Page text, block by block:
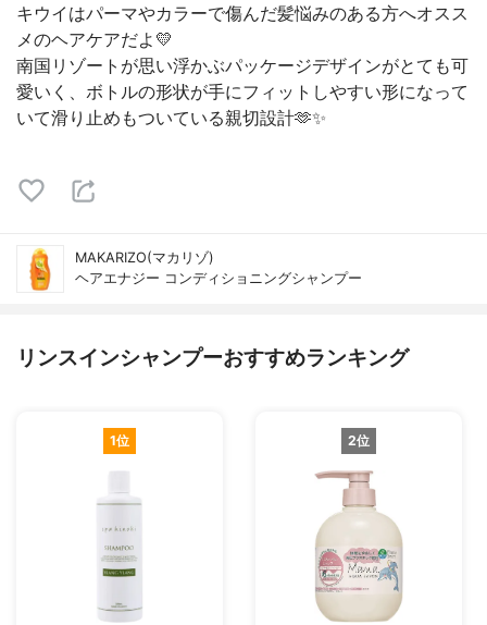
キウイはパーマやカラーで傷んだ髪悩みのある方へオスス
メのヘアケアだよ💛
南国リゾートが思い浮かぶパッケージデザインがとても可
愛いく、ボトルの形状が手にフィットしやすい形になって
いて滑り止めもついている親切設計🫶✨
MAKARIZO(マカリゾ)
ヘアエナジー コンディショニングシャンプー
リンスインシャンプーおすすめランキング
1位 2位